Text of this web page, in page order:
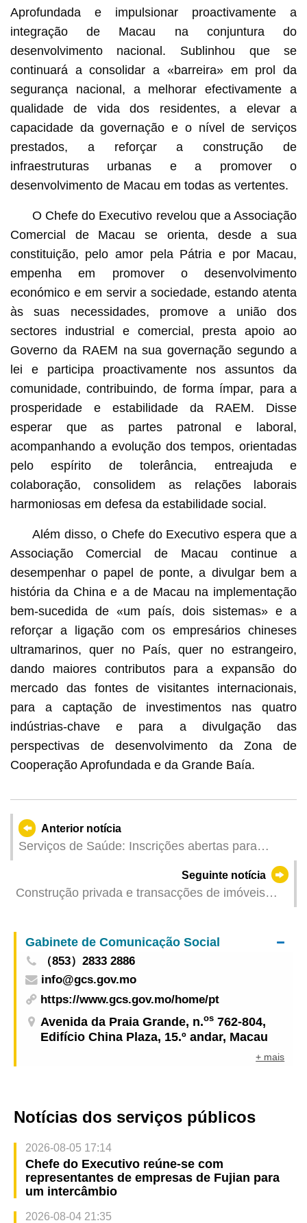
Aprofundada e impulsionar proactivamente a
integração de Macau na conjuntura do
desenvolvimento nacional. Sublinhou que se
continuará a consolidar a «barreira» em prol da
segurança nacional, a melhorar efectivamente a
qualidade de vida dos residentes, a elevar a
capacidade da governação e o nível de serviços
prestados, a reforçar a construção de
infraestruturas urbanas e a promover o
desenvolvimento de Macau em todas as vertentes.
O Chefe do Executivo revelou que a Associação
Comercial de Macau se orienta, desde a sua
constituição, pelo amor pela Pátria e por Macau,
empenha em promover o desenvolvimento
económico e em servir a sociedade, estando atenta
às suas necessidades, promove a união dos
sectores industrial e comercial, presta apoio ao
Governo da RAEM na sua governação segundo a
lei e participa proactivamente nos assuntos da
comunidade, contribuindo, de forma ímpar, para a
prosperidade e estabilidade da RAEM. Disse
esperar que as partes patronal e laboral,
acompanhando a evolução dos tempos, orientadas
pelo espírito de tolerância, entreajuda e
colaboração, consolidem as relações laborais
harmoniosas em defesa da estabilidade social.
Além disso, o Chefe do Executivo espera que a
Associação Comercial de Macau continue a
desempenhar o papel de ponte, a divulgar bem a
história da China e a de Macau na implementação
bem-sucedida de «um país, dois sistemas» e a
reforçar a ligação com os empresários chineses
ultramarinos, quer no País, quer no estrangeiro,
dando maiores contributos para a expansão do
mercado das fontes de visitantes internacionais,
para a captação de investimentos nas quatro
indústrias-chave e para a divulgação das
perspectivas de desenvolvimento da Zona de
Cooperação Aprofundada e da Grande Baía.
Anterior notícia
Serviços de Saúde: Inscrições abertas para
Qihuang de Macau, a partir do dia 19 de
Fevereiro
Seguinte notícia
Construção privada e transacções de imóveis
Gabinete de Comunicação Social
（853）2833 2886
info@gcs.gov.mo
https://www.gcs.gov.mo/home/pt
Avenida da Praia Grande, n.os 762-804,
Edifício China Plaza, 15.º andar, Macau
+ mais
Notícias dos serviços públicos
2026-08-05 17:14
Chefe do Executivo reúne-se com
representantes de empresas de Fujian para
um intercâmbio
2026-08-04 21:35